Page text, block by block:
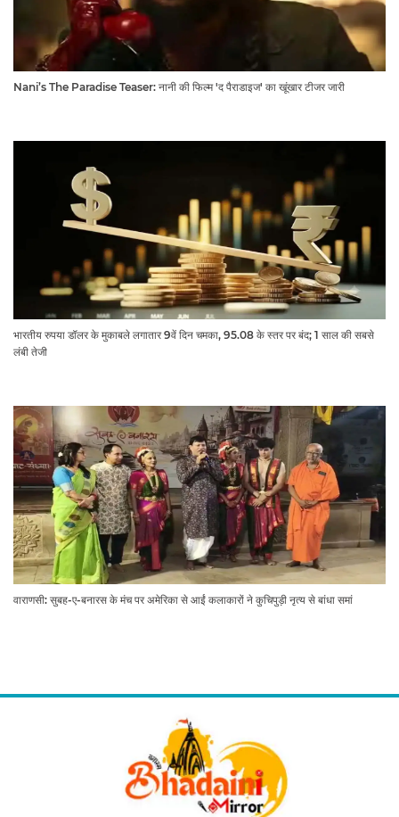
Nani’s The Paradise Teaser: नानी की फिल्म 'द पैराडाइज' का खूंखार टीजर जारी
भारतीय रुपया डॉलर के मुकाबले लगातार 9वें दिन चमका, 95.08 के स्तर पर बंद; 1 साल की सबसे
लंबी तेजी
वाराणसी: सुबह-ए-बनारस के मंच पर अमेरिका से आईं कलाकारों ने कुचिपुड़ी नृत्य से बांधा समां